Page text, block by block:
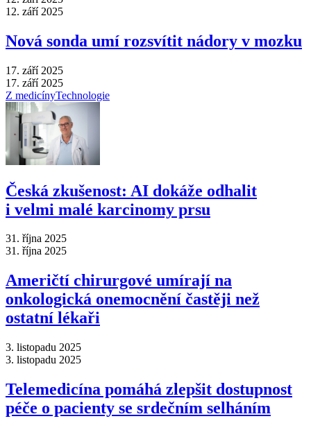
12. září 2025
Nová sonda umí rozsvítit nádory v mozku
17. září 2025
17. září 2025
Z medicínyTechnologie
Česká zkušenost: AI dokáže odhalit
i velmi malé karcinomy prsu
31. října 2025
31. října 2025
Američtí chirurgové umírají na
onkologická onemocnění častěji než
ostatní lékaři
3. listopadu 2025
3. listopadu 2025
Telemedicína pomáhá zlepšit dostupnost
péče o pacienty se srdečním selháním